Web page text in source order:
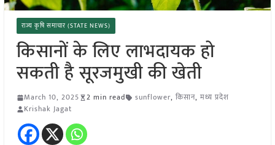
राज्य कृषि समाचार (STATE NEWS)
किसानों के लिए लाभदायक हो
सकती है सूरजमुखी की खेती
March 10, 2025 2 min read sunflower, किसान, मध्य प्रदेश
Krishak Jagat